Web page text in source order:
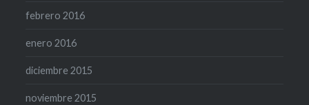
febrero 2016
enero 2016
diciembre 2015
noviembre 2015